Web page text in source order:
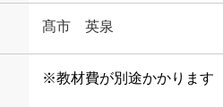
髙市 英泉
※教材費が別途かかります